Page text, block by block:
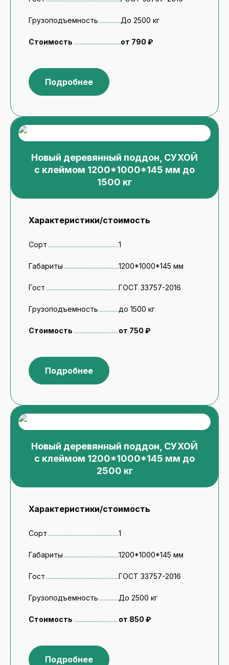
Грузоподъемность До 2500 кг
Стоимость от 790 ₽
Подробнее
Новый деревянный поддон, СУХОЙ
с клеймом 1200*1000*145 мм до
1500 кг
Характеристики/стоимость
Сорт 1
Габариты 1200*1000*145 мм
Гост ГОСТ 33757-2016
Грузоподъемность до 1500 кг
Стоимость от 750 ₽
Подробнее
Новый деревянный поддон, СУХОЙ
с клеймом 1200*1000*145 мм до
2500 кг
Характеристики/стоимость
Сорт 1
Габариты 1200*1000*145 мм
Гост ГОСТ 33757-2016
Грузоподъемность До 2500 кг
Стоимость от 850 ₽
Подробнее